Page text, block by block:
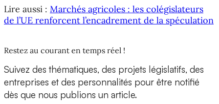
Lire aussi : Marchés agricoles : les colégislateurs
de l’UE renforcent l’encadrement de la spéculation
Restez au courant en temps réel !
Suivez des thématiques, des projets législatifs, des
entreprises et des personnalités pour être notifié
dès que nous publions un article.